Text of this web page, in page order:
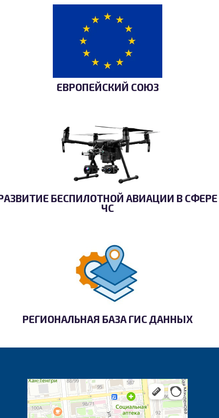
ЕВРОПЕЙСКИЙ СОЮЗ
БЕСПИЛОТНОЙ АВИАЦИИ В СФЕРЕ
ЧС
РЕГИОНАЛЬНАЯ БАЗА ГИС ДАННЫХ